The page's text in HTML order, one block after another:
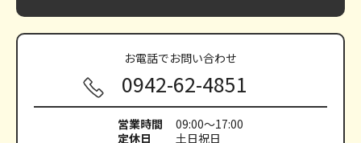
お電話でお問い合わせ
0942-62-4851
営業時間
09:00～17:00
定休日
土日祝日